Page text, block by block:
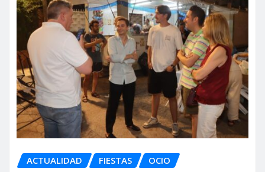
ACTUALIDAD FIESTAS OCIO